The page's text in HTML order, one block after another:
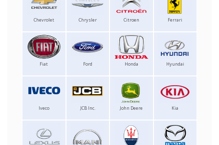
Chevrolet Chrysler Citroen Ferrari
Fiat Ford Honda Hyundai
Iveco JCB Inc. John Deere Kia